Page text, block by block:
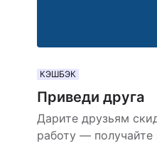
КЭШБЭК
Приведи друга
Дарите друзьям
работу —